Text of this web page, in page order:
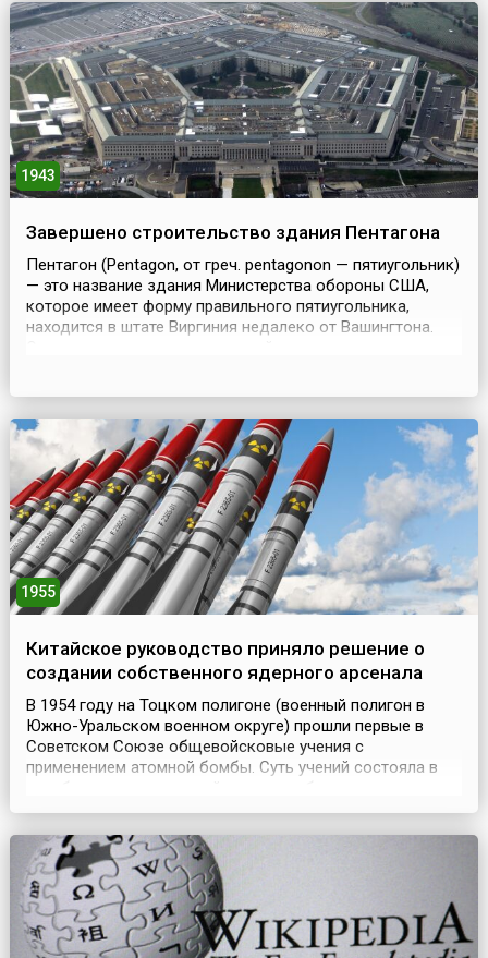
лет.По су...
1943
Завершено строительство здания Пентагона
Пентагон (Pentagon, от греч. pentagonon — пятиугольник)
— это название здания Министерства обороны США,
которое имеет форму правильного пятиугольника,
находится в штате Виргиния недалеко от Вашингтона.
часто исп...
1955
Китайское руководство приняло решение о
создании собственного ядерного арсенала
В 1954 году на Тоцком полигоне (военный полигон в
Южно-Уральском военном округе) прошли первые в
Советском Союзе общевойсковые учения с
применением атомной бомбы. Суть учений состояла в
с использованием ядерного оружия. Учения подготовил
атомных учениях участвовало более 45 тысяч
военнослужащих, ...